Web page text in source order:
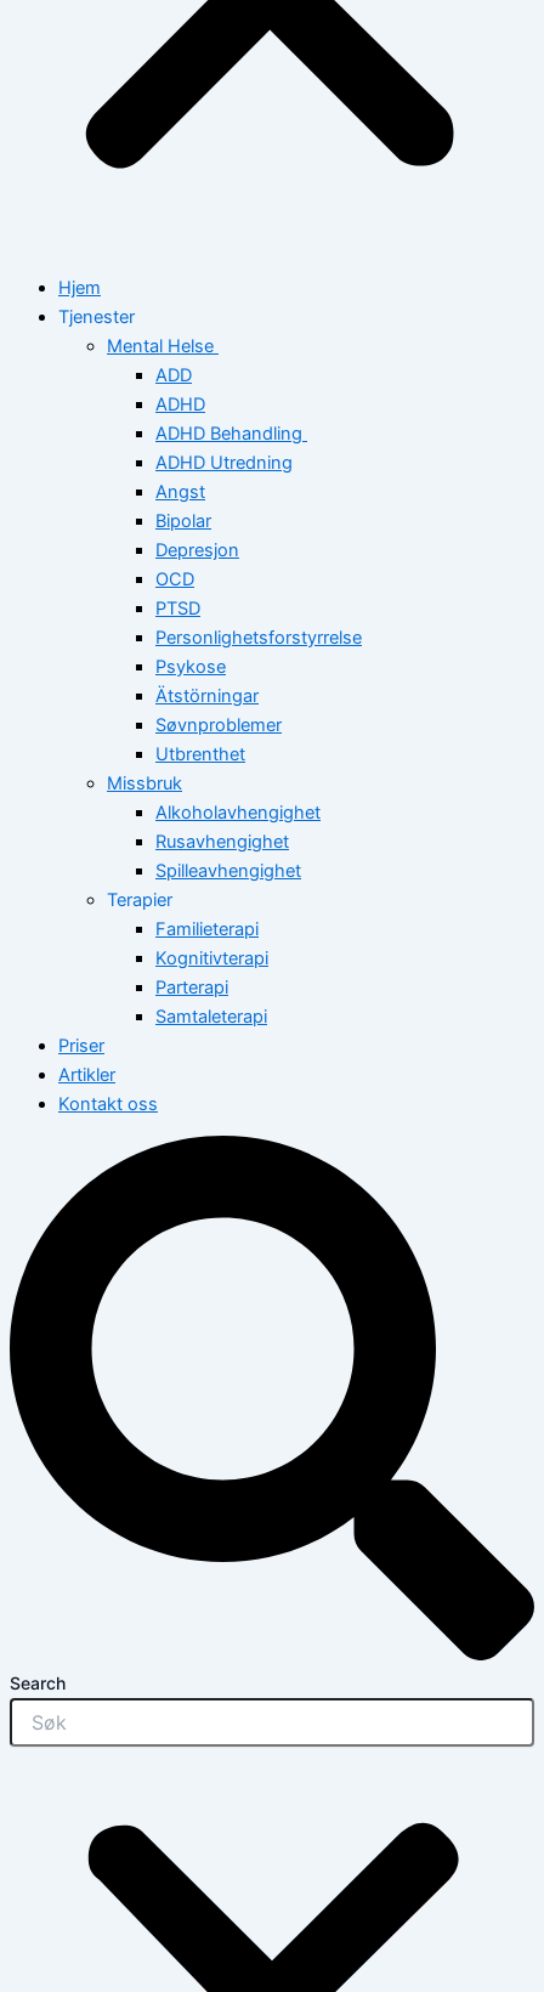
Hjem
Tjenester
Mental Helse
ADD
ADHD
ADHD Behandling
ADHD Utredning
Angst
Bipolar
Depresjon
OCD
PTSD
Personlighetsforstyrrelse
Psykose
Ätstörningar
Søvnproblemer
Utbrenthet
Missbruk
Alkoholavhengighet
Rusavhengighet
Spilleavhengighet
Terapier
Familieterapi
Kognitivterapi
Parterapi
Samtaleterapi
Priser
Artikler
Kontakt oss
Search